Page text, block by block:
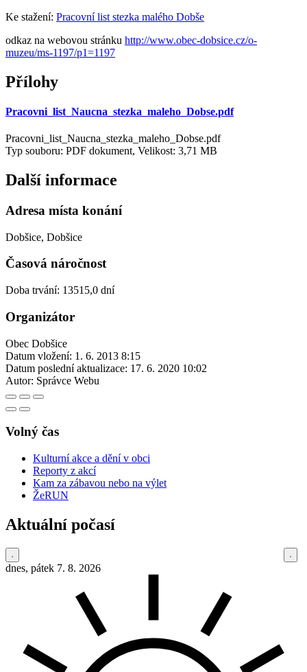
Ke stažení: Pracovní list stezka malého Dobše
odkaz na webovou stránku http://www.obec-dobsice.cz/o-
muzeu/ms-1197/p1=1197
Přílohy
Pracovni_list_Naucna_stezka_maleho_Dobse.pdf
Pracovni_list_Naucna_stezka_maleho_Dobse.pdf
Typ souboru: PDF dokument, Velikost: 3,71 MB
Další informace
Adresa místa konání
Dobšice, Dobšice
Časová náročnost
Doba trvání: 13515,0 dní
Organizátor
Obec Dobšice
Datum vložení: 1. 6. 2013 8:15
Datum poslední aktualizace: 17. 6. 2020 10:02
Autor: Správce Webu
Volný čas
Kulturní akce a dění v obci
Reporty z akcí
Kam za zábavou nebo na výlet
ŽeRUN
Aktuální počasí
dnes, pátek 7. 8. 2026